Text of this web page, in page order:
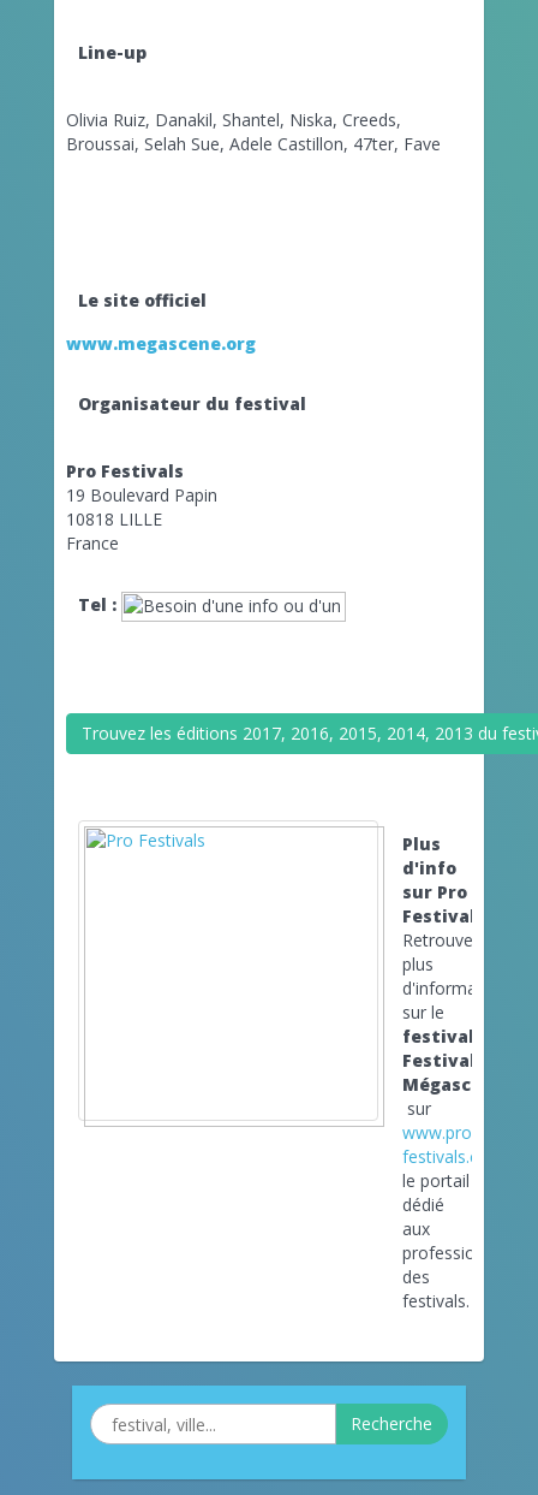
Line-up
Olivia Ruiz, Danakil, Shantel, Niska, Creeds,
Broussai, Selah Sue, Adele Castillon, 47ter, Fave
Le site officiel
www.megascene.org
Organisateur du festival
Pro Festivals
19 Boulevard Papin
10818 LILLE
France
Tel :
Trouvez les éditions 2017, 2016, 2015, 2014, 2013 du
Plus
d'info
sur Pro
Festivals
Retrouvez
plus
d'informations
sur le
festival
Festival
Mégascène
sur
www.pro-
festivals.com
le portail
dédié
aux
professionnels
des
festivals.
Recherche